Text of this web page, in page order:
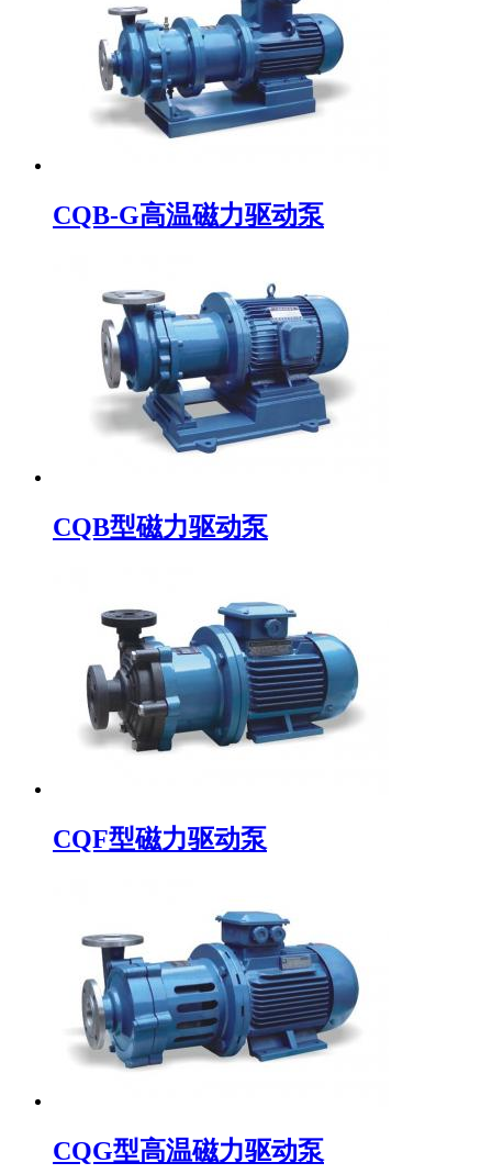
CQB-G高温磁力驱动泵
CQB型磁力驱动泵
CQF型磁力驱动泵
CQG型高温磁力驱动泵